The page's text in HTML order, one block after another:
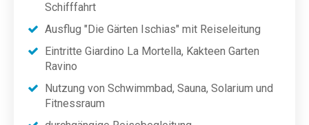
Schifffahrt
Ausflug "Die Gärten Ischias" mit Reiseleitung
Eintritte Giardino La Mortella, Kakteen Garten
Ravino
Nutzung von Schwimmbad, Sauna, Solarium und
Fitnessraum